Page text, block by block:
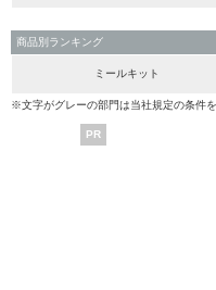
商品別ランキング
ミールキット
※文字がグレーの部門は当社規定の条件
PR